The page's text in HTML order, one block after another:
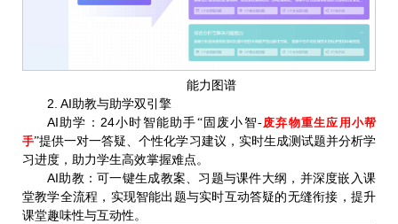
能力图谱
2. AI助教与助学双引擎
AI助学：24小时智能助手“固废小智-废弃物重生应用小帮
手”提供一对一答疑、个性化学习建议，实时生成测试题并分析学
习进度，助力学生高效掌握难点。
AI助教：可一键生成教案、习题与课件大纲，并深度嵌入课
堂教学全流程，实现智能出题与实时互动答疑的无缝衔接 ， 提升
课堂趣味性与互动性。